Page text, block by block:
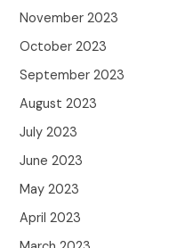
November 2023
October 2023
September 2023
August 2023
July 2023
June 2023
May 2023
April 2023